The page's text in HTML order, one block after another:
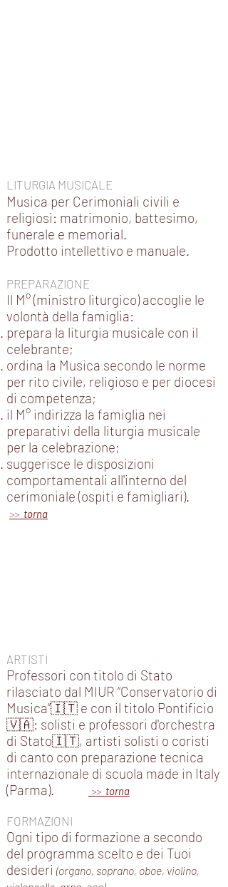
LITURGIA MUSICALE
Musica per Cerimoniali civili e
religiosi: matrimonio, battesimo,
funerale e memorial.
Prodotto intellettivo e manuale.
PREPARAZIONE
Il M° (ministro liturgico) accoglie le
volontà della famiglia:
prepara la liturgia musicale con il
celebrante;
ordina la Musica secondo le norme
per rito civile, religioso e per diocesi
di competenza;
il M° indirizza la famiglia nei
preparativi della liturgia musicale
per la celebrazione;
suggerisce le disposizioni
comportamentali all'interno del
cerimoniale (ospiti e famigliari).
>> torna
ARTISTI
Professori con titolo di Stato
rilasciato dal MIUR “Conservatorio di
Musica”🇮🇹 e con il titolo Pontificio
🇻🇦: solisti e professori d'orchestra
di Stato🇮🇹, artisti solisti o coristi
di canto con preparazione tecnica
internazionale di scuola made in Italy
(Parma).
>> torna
FORMAZIONI
Ogni tipo di formazione a secondo
del programma scelto e dei Tuoi
desideri (organo, soprano, oboe, violino,